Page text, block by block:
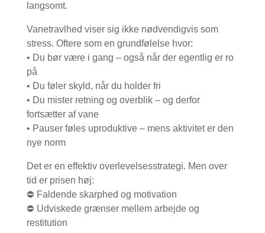
langsomt.
Vanetravlhed viser sig ikke nødvendigvis som
stress. Oftere som en grundfølelse hvor:
• Du bør være i gang – også når der egentlig er ro
på
• Du føler skyld, når du holder fri
• Du mister retning og overblik – og derfor
fortsætter af vane
• Pauser føles uproduktive – mens aktivitet er den
nye norm
Det er en effektiv overlevelsesstrategi. Men over
tid er prisen høj:
⛔ Faldende skarphed og motivation
⛔ Udviskede grænser mellem arbejde og
restitution